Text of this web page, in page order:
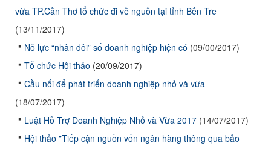
vừa TP.Cần Thơ tổ chức đi về nguồn tại tỉnh Bến Tre
(13/11/2017)
Nỗ lực “nhân đôi” số doanh nghiệp hiện có (09/00/2017)
Tổ chức Hội thảo (20/09/2017)
Cầu nối để phát triển doanh nghiệp nhỏ và vừa
(18/07/2017)
Luật Hỗ Trợ Doanh Nghiệp Nhỏ và Vừa 2017 (14/07/2017)
Hội thảo "Tiếp cận nguồn vốn ngân hàng thông qua bảo